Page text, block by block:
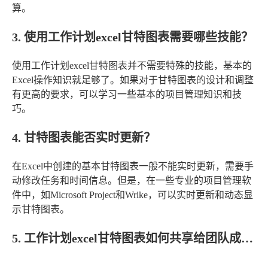
算。
3. 使用工作计划excel甘特图表需要哪些技能？
使用工作计划excel甘特图表并不需要特殊的技能，基本的
Excel操作知识就足够了。如果对于甘特图表的设计和调整
有更高的要求，可以学习一些基本的项目管理知识和技
巧。
4. 甘特图表能否实时更新？
在Excel中创建的基本甘特图表一般不能实时更新，需要手
动修改任务和时间信息。但是，在一些专业的项目管理软
件中，如Microsoft Project和Wrike，可以实时更新和动态显
示甘特图表。
5. 工作计划excel甘特图表如何共享给团队成员？